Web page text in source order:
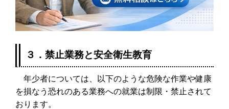
３．禁止業務と安全衛生教育
年少者については、以下のような危険な作業や健康
を損なう恐れのある業務への就業は制限・禁止されて
おります。